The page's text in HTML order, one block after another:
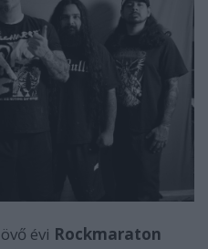
évi Rockmaraton